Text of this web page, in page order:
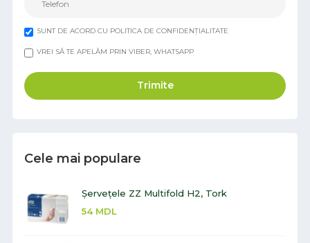
SUNT DE ACORD CU POLITICA DE CONFIDENȚIALITATE
VREI SĂ TE APELĂM PRIN VIBER, WHATSAPP
Trimite
Cele mai populare
Șervețele ZZ Multifold H2, Tork
54 MDL